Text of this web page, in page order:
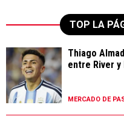
TOP LA
Thiago
entre River y
MERCADO DE